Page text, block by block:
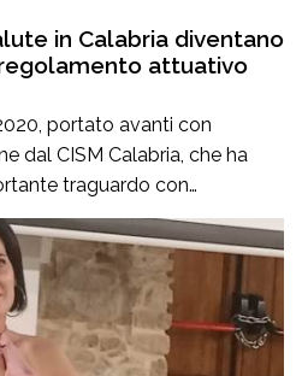
in Calabria diventano
attuativo
portato avanti con
dal CISM Calabria, che ha
traguardo con
regionale nel 2023 e che oggi
passaggio fondamentale:
attuativo che disciplina
delle Palestre della